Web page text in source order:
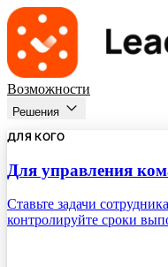
Возможности
Решения
ДЛЯ КОГО
Для управления
Ставьте задачи
контролируйте сроки